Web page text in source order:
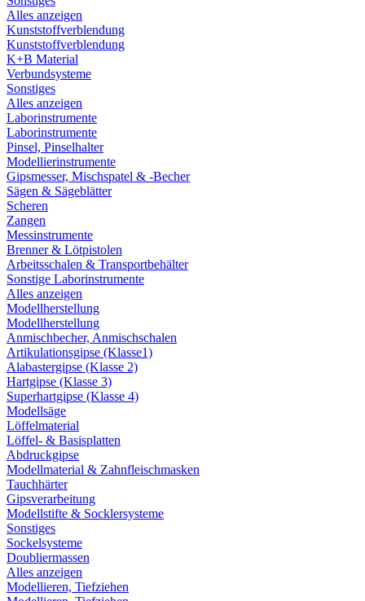
Alles anzeigen
Kunststoffverblendung
Kunststoffverblendung
K+B Material
Verbundsysteme
Sonstiges
Alles anzeigen
Laborinstrumente
Laborinstrumente
Pinsel, Pinselhalter
Modellierinstrumente
Gipsmesser, Mischspatel & -Becher
Sägen & Sägeblätter
Scheren
Zangen
Messinstrumente
Brenner & Lötpistolen
Arbeitsschalen & Transportbehälter
Sonstige Laborinstrumente
Alles anzeigen
Modellherstellung
Modellherstellung
Anmischbecher, Anmischschalen
Artikulationsgipse (Klasse1)
Alabastergipse (Klasse 2)
Hartgipse (Klasse 3)
Superhartgipse (Klasse 4)
Modellsäge
Löffelmaterial
Löffel- & Basisplatten
Abdruckgipse
Modellmaterial & Zahnfleischmasken
Tauchhärter
Gipsverarbeitung
Modellstifte & Socklersysteme
Sonstiges
Sockelsysteme
Doubliermassen
Alles anzeigen
Modellieren, Tiefziehen